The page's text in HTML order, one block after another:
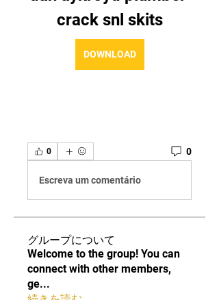
crack snl skits
DOWNLOAD
0 0
Escreva um comentário
グループについて
Welcome to the group! You can
connect with other members,
ge...